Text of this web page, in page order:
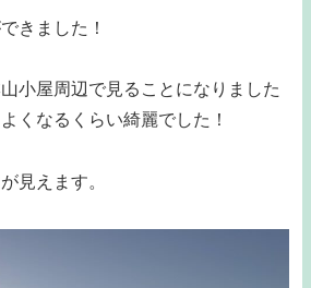
きました！
小屋周辺で見ることになりました
くなるくらい綺麗でした！
見えます。